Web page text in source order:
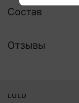
Состав
Отзывы
LULU